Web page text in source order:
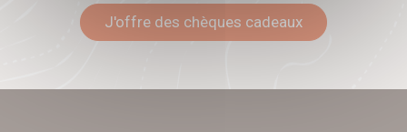
J'offre des chèques cadeaux